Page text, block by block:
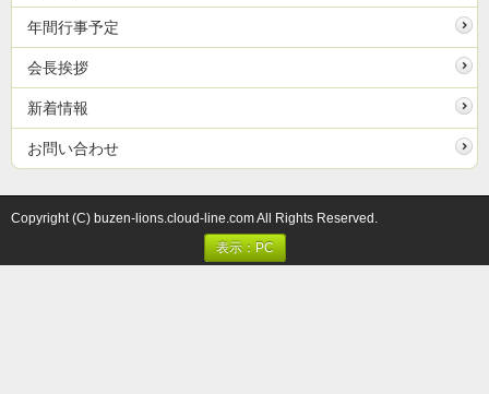
年間行事予定
会長挨拶
新着情報
お問い合わせ
Copyright (C) buzen-lions.cloud-line.com All Rights Reserved.
表示：PC